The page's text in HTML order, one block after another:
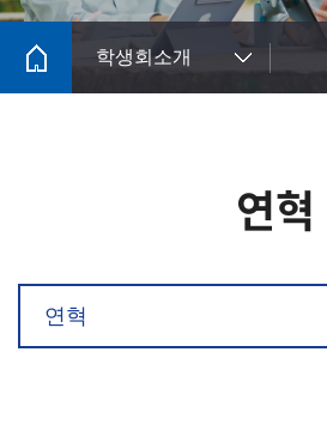
학생회소개
연혁
연혁